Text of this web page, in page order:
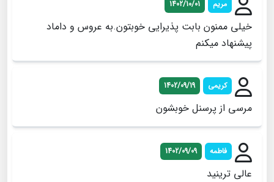
مریم 1402/10/01
خیلی ممنون بابت پذیرایی خوبتون.به عروس و داماد
پیشنهاد میکنم
کریمی 1402/09/19
مرسی از پرسنل خوبشون
فاطمه 1402/09/09
عالی ترینید